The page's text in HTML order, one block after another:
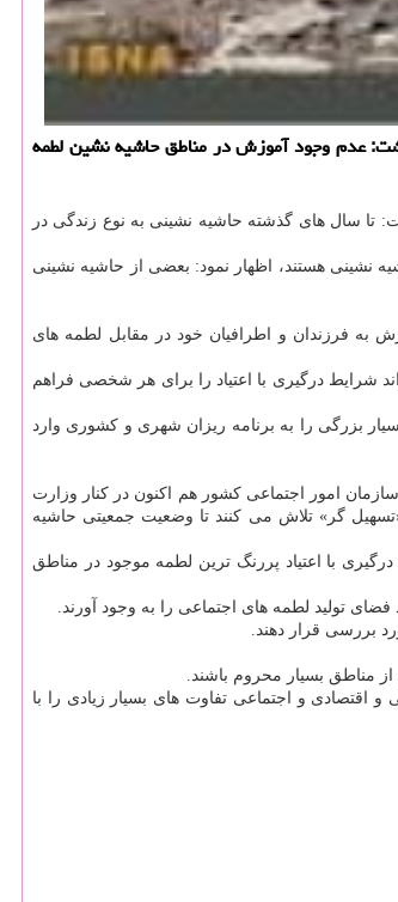
عدم وجود آموزش در مناطق حاشیه نشین لطمه
تا سال های گذشته حاشیه نشینی به نوع زندگی در
نشینی هستند، اظهار نمود: بعضی از حاشیه نشینی
به فرزندان و اطرافیان خود در مقابل لطمه های
شرایط درگیری با اعتیاد را برای هر شخصی فراهم
بزرگی را به برنامه ریزان شهری و كشوری وارد
امور اجتماعی كشور هم اكنون در كنار وزارت
گر» تلاش می كنند تا وضعیت جمعیتی حاشیه
با اعتیاد پررنگ ترین لطمه موجود در مناطق
تولید لطمه های اجتماعی را به وجود آورند.
بررسی قرار دهند.
مناطق بسیار محروم باشند.
اقتصادی و اجتماعی تفاوت های بسیار زیادی را با